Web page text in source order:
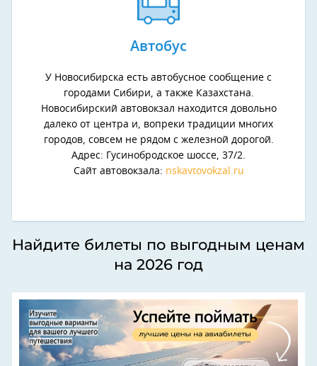
Автобус
У Новосибирска есть автобусное сообщение с
городами Сибири, а также Казахстана.
Новосибирский автовокзал находится довольно
далеко от центра и, вопреки традиции многих
городов, совсем не рядом с железной дорогой.
Адрес: Гусинобродское шоссе, 37/2.
Сайт автовокзала: nskavtovokzal.ru
Найдите билеты по выгодным ценам
на 2026 год